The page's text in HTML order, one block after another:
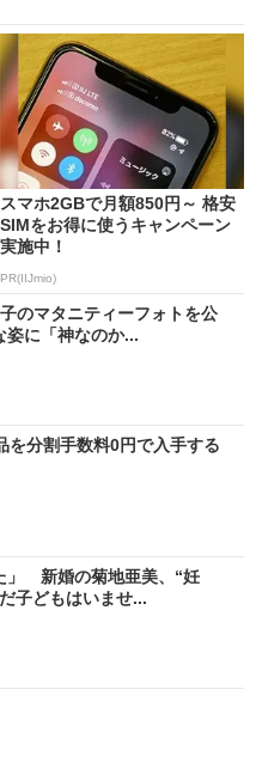
スマホ2GBで月額850円～ 格安
SIMをお得に使うキャンペーン
実施中！
PR(IIJmio)
のマタニティーフォトを公
に「神なのか...
を分割手数料0円で入手する
」 新婚の菊地亜美、“妊
子どもはいませ...